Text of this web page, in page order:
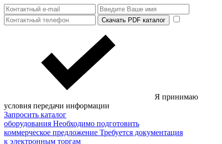
Скачать PDF каталог
Я принимаю
условия передачи информации
Запросить каталог
оборудования Необходимо подготовить
коммерческое предложение Требуется документация
к электронным торгам